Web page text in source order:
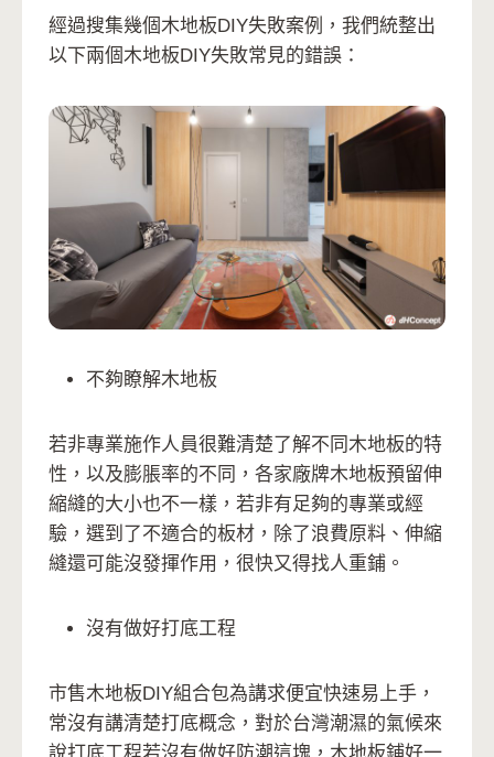
經過搜集幾個木地板DIY失敗案例，我們統整出
以下兩個木地板DIY失敗常見的錯誤：
不夠瞭解木地板
若非專業施作人員很難清楚了解不同木地板的特
性，以及膨脹率的不同，各家廠牌木地板預留伸
縮縫的大小也不一樣，若非有足夠的專業或經
驗，選到了不適合的板材，除了浪費原料、伸縮
縫還可能沒發揮作用，很快又得找人重鋪。
沒有做好打底工程
市售木地板DIY組合包為講求便宜快速易上手，
常沒有講清楚打底概念，對於台灣潮濕的氣候來
說打底工程若沒有做好防潮這塊，木地板鋪好一